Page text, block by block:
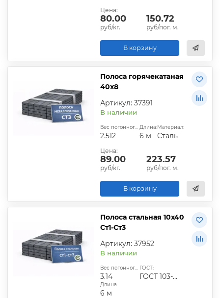
Цена:
80.00
руб/кг.
150.72
руб/пог. м.
В корзину
Полоса горячекатаная
40х8
Артикул: 37391
В наличии
Вес погонного метра, кг:
2.512
Длина:
6 м
Материал:
Сталь
Цена:
89.00
руб/кг.
223.57
руб/пог. м.
В корзину
Полоса стальная 10х40
Ст1-Ст3
Артикул: 37952
В наличии
Вес погонного метра, кг:
3.14
ГОСТ:
ГОСТ 103-2006
Длина:
6 м